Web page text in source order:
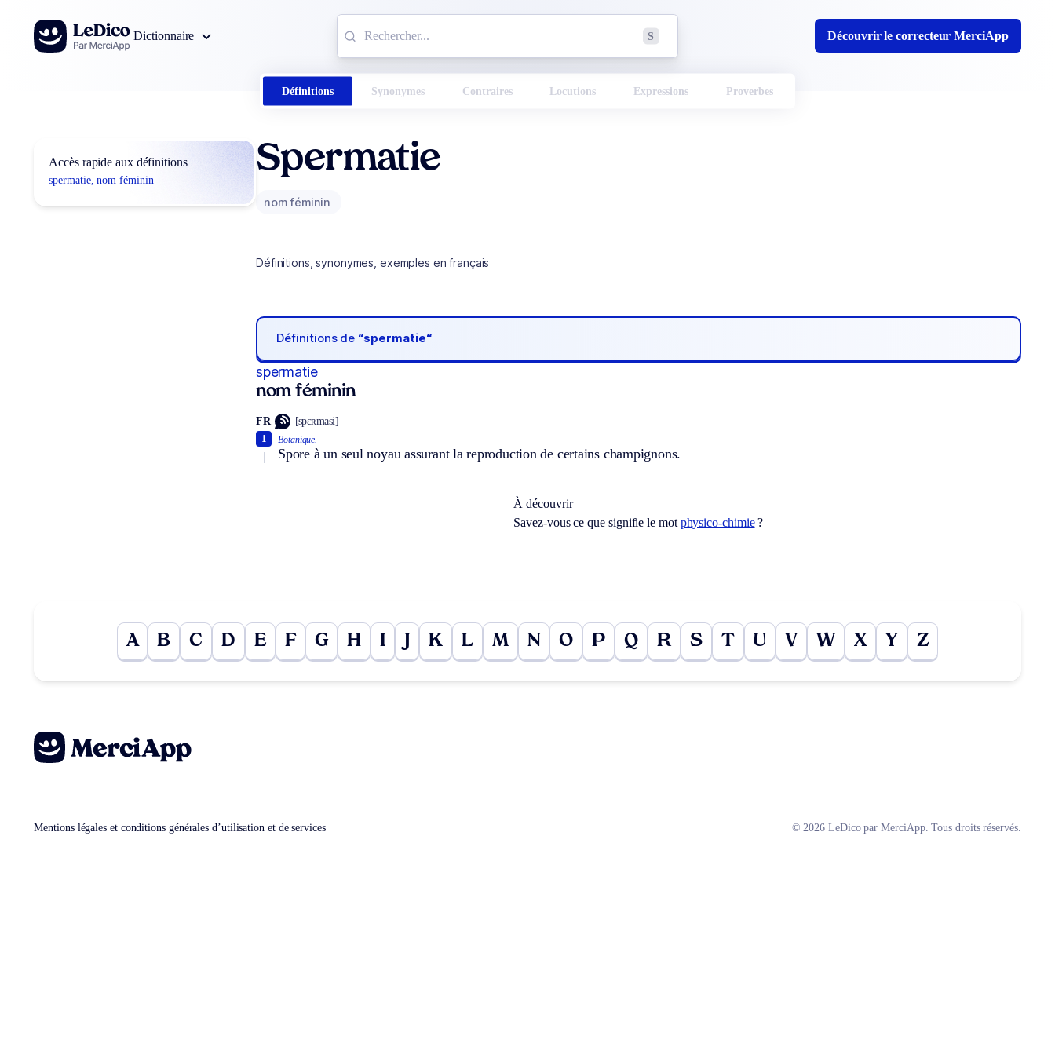
Aller au contenu
Dictionnaire
S Découvrir le correcteur MerciApp
Définitions Synonymes Contraires Locutions Expressions Proverbes
Accès rapide aux définitions
spermatie, nom féminin
Spermatie
nom féminin
Définitions, synonymes, exemples en français
Définitions de “spermatie“
spermatie
nom féminin
FR [spɛʀmasi]
Botanique.
Spore à un seul noyau assurant la reproduction de certains champignons.
1
À découvrir
Savez-vous ce que signifie le mot physico-chimie?
A B C D E F G H I K L M N O P Q R S T U V W X Y Z
Mentions légales et conditions générales d’utilisation et de services © 2026 LeDico par MerciApp. Tous droits réservés.